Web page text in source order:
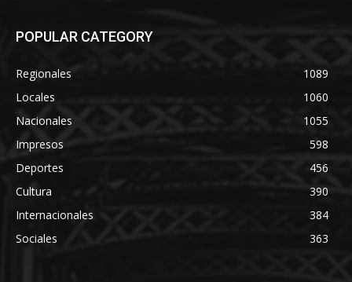
POPULAR CATEGORY
Regionales
1089
Locales
1060
Nacionales
1055
Impresos
598
Deportes
456
Cultura
390
Internacionales
384
Sociales
363